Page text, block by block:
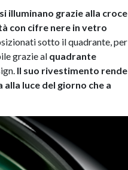
illuminano grazie alla croce
con cifre nere in vetro
sotto il quadrante, per
grazie al quadrante
Il suo rivestimento rende
luce del giorno che a